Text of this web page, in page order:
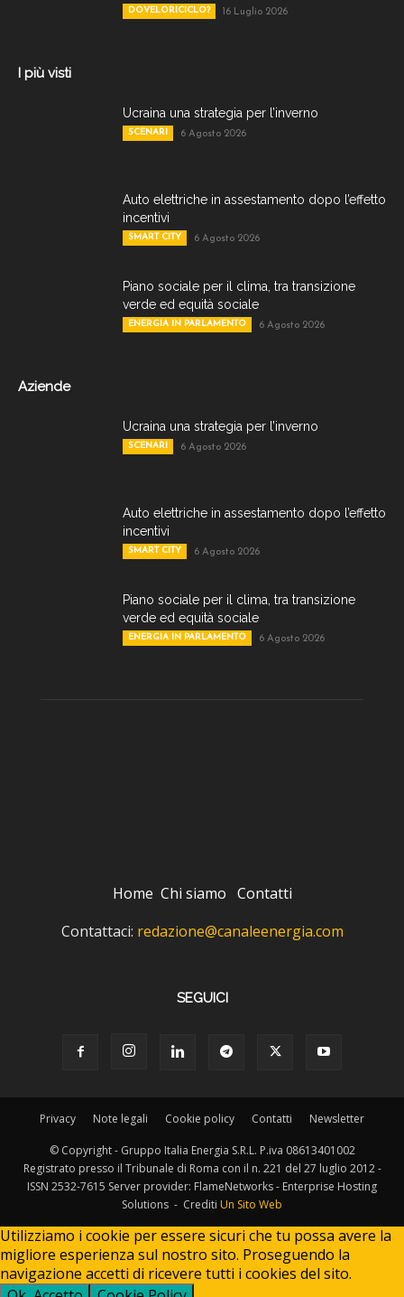
DOVELORICICLO? 16 Luglio 2026
I più visti
Ucraina una strategia per l’inverno
SCENARI 6 Agosto 2026
Auto elettriche in assestamento dopo l’effetto
incentivi
SMART CITY 6 Agosto 2026
Piano sociale per il clima, tra transizione
verde ed equità sociale
ENERGIA IN PARLAMENTO 6 Agosto 2026
Aziende
Ucraina una strategia per l’inverno
SCENARI 6 Agosto 2026
Auto elettriche in assestamento dopo l’effetto
incentivi
SMART CITY 6 Agosto 2026
Piano sociale per il clima, tra transizione
verde ed equità sociale
ENERGIA IN PARLAMENTO 6 Agosto 2026
Home Chi siamo Contatti
Contattaci: redazione@canaleenergia.com
SEGUICI
Privacy Note legali Cookie policy Contatti Newsletter
© Copyright - Gruppo Italia Energia S.R.L. P.iva 08613401002
Registrato presso il Tribunale di Roma con il n. 221 del 27 luglio 2012 -
ISSN 2532-7615 Server provider: FlameNetworks - Enterprise Hosting
Solutions - Crediti Un Sito Web
Utilizziamo i cookie per essere sicuri che tu possa avere la
migliore esperienza sul nostro sito. Proseguendo la
navigazione accetti di ricevere tutti i cookies del sito.